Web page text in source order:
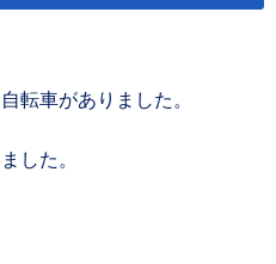
転車がありました。
した。